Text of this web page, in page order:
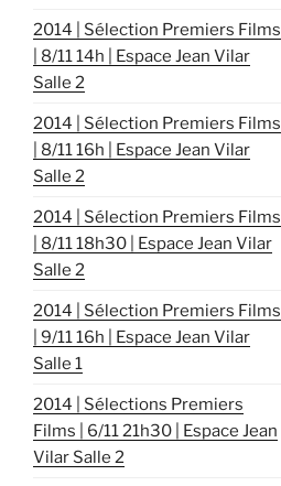
2014 | Sélection Premiers Films
| 8/11 14h | Espace Jean Vilar
Salle 2
2014 | Sélection Premiers Films
| 8/11 16h | Espace Jean Vilar
Salle 2
2014 | Sélection Premiers Films
| 8/11 18h30 | Espace Jean Vilar
Salle 2
2014 | Sélection Premiers Films
| 9/11 16h | Espace Jean Vilar
Salle 1
2014 | Sélections Premiers
Films | 6/11 21h30 | Espace Jean
Vilar Salle 2